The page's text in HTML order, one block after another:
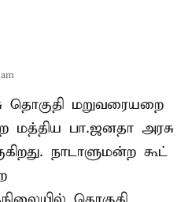
தொகுதி மறுவரையறை
மத்திய பா.ஜனதா அரசு
நாடாளுமன்ற கூட்